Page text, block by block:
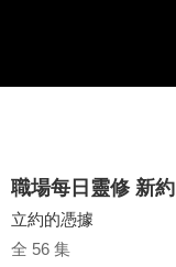
職場每日靈修 新約
立約的憑據
全 56 集